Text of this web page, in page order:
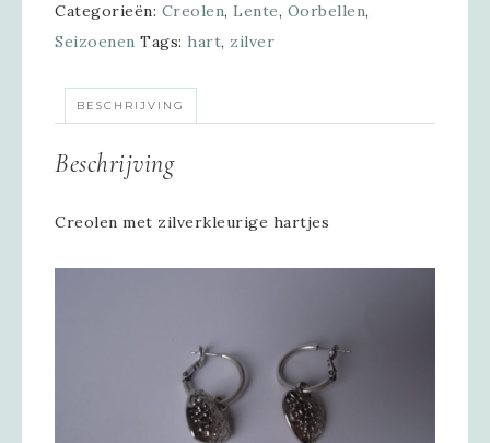
Categorieën: Creolen, Lente, Oorbellen,
Seizoenen Tags: hart, zilver
BESCHRIJVING
Beschrijving
Creolen met zilverkleurige hartjes